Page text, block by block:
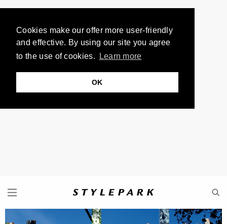
Cookies make our offer more user-friendly
and effective. By using our site you agree
to the use of cookies.
Learn more
OK